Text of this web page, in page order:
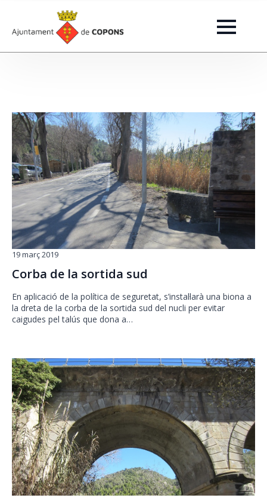
Corba de la sortida sud
19 març 2019
En aplicació de la política de seguretat, s’instal·larà una biona a
la dreta de la corba de la sortida sud del nucli per evitar
caigudes pel talús que dona a…